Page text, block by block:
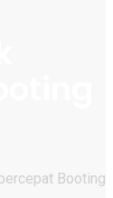
Booting